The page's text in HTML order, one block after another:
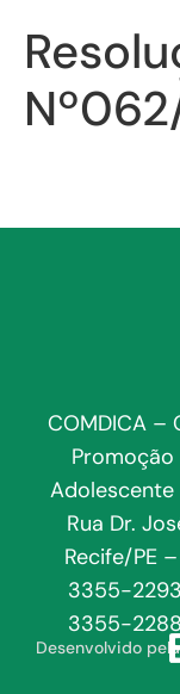
COMDICA –
Adolescente
Rua Dr.
Recife/PE
3355-
3355-
Desenvolvido pela